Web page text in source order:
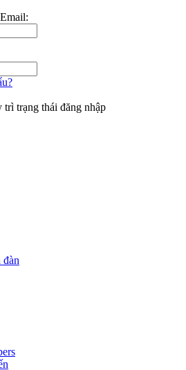
trì trạng thái đăng nhập
đàn